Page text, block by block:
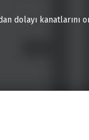
dolayı kanatlarını